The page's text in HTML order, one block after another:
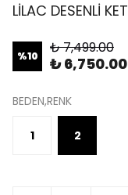
LİLAC DESENLİ
%10 ₺ 7,499.00
₺ 6,750.00
BEDEN,RENK
1 2